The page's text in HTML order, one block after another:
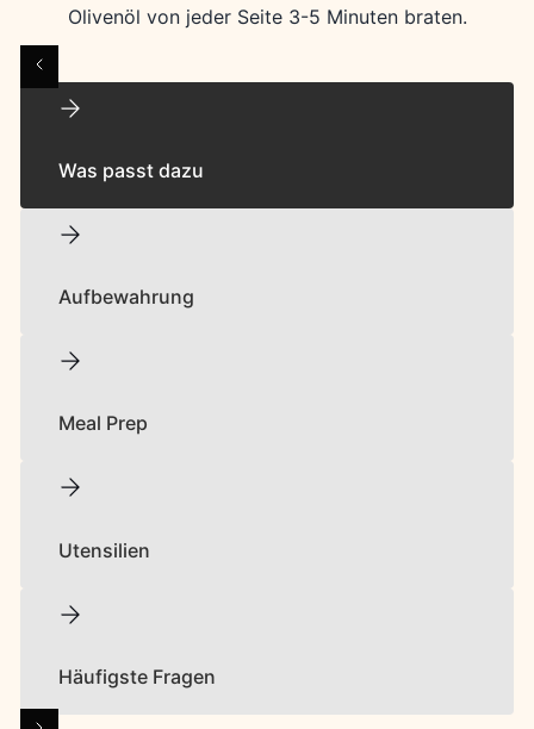
Olivenöl von jeder Seite 3-5 Minuten braten.
Was passt dazu
Aufbewahrung
Meal Prep
Utensilien
Häufigste Fragen